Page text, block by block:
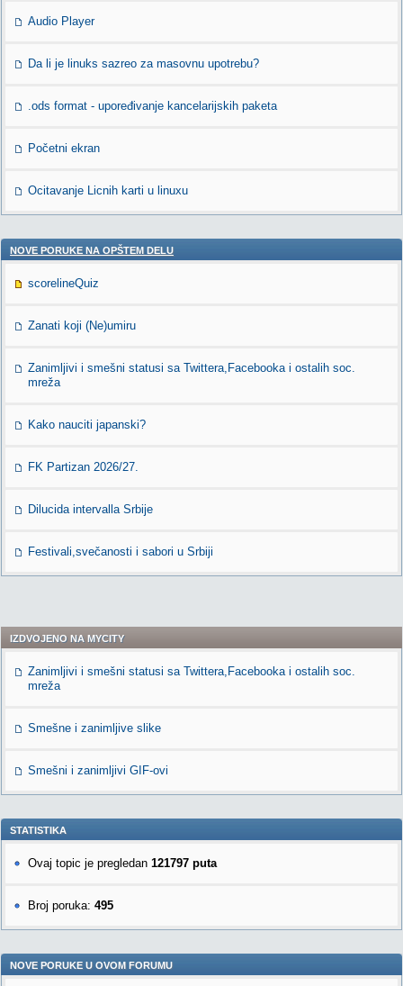
Audio Player
Da li je linuks sazreo za masovnu upotrebu?
.ods format - upoređivanje kancelarijskih paketa
Početni ekran
Ocitavanje Licnih karti u linuxu
NOVE PORUKE NA OPŠTEM DELU
scorelineQuiz
Zanati koji (Ne)umiru
Zanimljivi i smešni statusi sa Twittera,Facebooka i ostalih soc.
mreža
Kako nauciti japanski?
FK Partizan 2026/27.
Dilucida intervalla Srbije
Festivali,svečanosti i sabori u Srbiji
IZDVOJENO NA MYCITY
Zanimljivi i smešni statusi sa Twittera,Facebooka i ostalih soc.
mreža
Smešne i zanimljive slike
Smešni i zanimljivi GIF-ovi
STATISTIKA
Ovaj topic je pregledan 121797 puta
Broj poruka: 495
NOVE PORUKE U OVOM FORUMU